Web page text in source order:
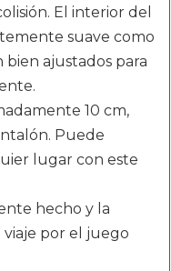
El interior del
suave como
ajustados para
10 cm,
Puede
lugar con este
hecho y la
viaje por el juego